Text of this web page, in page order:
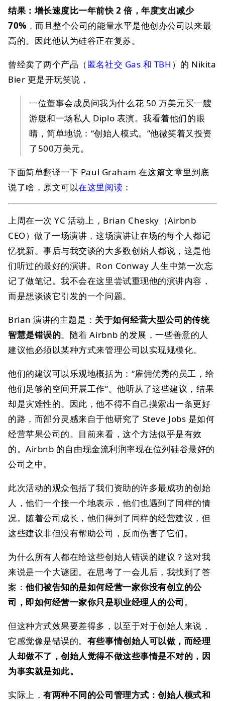
结果：增长速度比一年前快 2 倍，年度支出减少
70% ，而且整个公司的能量水平是他创办公司以来最
高的。因此他认为硅谷正在复苏。
曾经卖了两个产品（匿名社交 Gas 和 TBH ）的 Nikita
Bier 更是开玩笑说，
一位董事会成员问我为什么花 50 万美元买一艘
游艇和一场私人 Diplo 表演。我看着他们的眼
睛，简单地说：“创始人模式。”他微笑着又投资
了500万美元。
下面简单翻译一下 Paul Graham 在这篇文章里到底
说了啥，原文可以在这里阅读 ：
上周在一次 YC 活动上，Brian Chesky（Airbnb
CEO）做了一场演讲，这场演讲让在场的每个人都记
忆犹新。事后与我交谈的大多数创始人都说，这是他
们听过的最好的演讲。Ron Conway 人生中第一次忘
记了做笔记。我不会在这里尝试重现他的演讲内容，
而是想谈谈它引发的一个问题。
Brian 演讲的主题是： 关于如何经营大型公司的传统
智慧是错误的。随着 Airbnb 的发展，一些善意的人
建议他必须以某种方式来管理公司以实现规模化。
他们的建议可以乐观地概括为：“雇佣优秀的员工，给
他们足够的空间开展工作”。他听从了这些建议，结果
却是灾难性的。因此，他不得不自己摸索出一条更好
的路，而部分灵感来自于他研究了 Steve Jobs 是如何
经营苹果公司的。目前来看，这个方法似乎是有效
的。Airbnb 的自由现金流利润率现在位列硅谷最好的
公司之中。
此次活动的观众包括了我们资助的许多最成功的创始
人，他们一个接一个地表示，他们也遇到了同样的情
况。随着公司成长，他们得到了同样的经营建议，但
这些建议非但没有帮助公司，反而伤害了它们。
为什么所有人都在给这些创始人错误的建议？这对我
来说是一个大谜团。在思考了一会儿后，我找到了答
案：他们被告知的是如何经营一家你没有创立的公
司，即如何经营一家你只是职业经理人的公司。
但这种方式效果要差得多，以至于对于创始人来说，
它感觉像是错误的。 有些事情创始人可以做，而经理
人却做不了，创始人觉得不做这些事情是不对的，因
为事实就是如此。
实际上，有两种不同的公司管理方式：创始人模式和